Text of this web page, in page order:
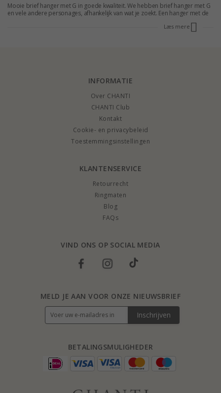
Mooie brief hanger met G in goede kwaliteit. We hebben brief hanger met G
en vele andere personages, afhankelijk van wat je zoekt. Een hanger met de
Læs mere
INFORMATIE
Over CHANTI
CHANTI Club
Kontakt
Cookie- en privacybeleid
Toestemmingsinstellingen
KLANTENSERVICE
Retourrecht
Ringmaten
Blog
FAQs
VIND ONS OP SOCIAL MEDIA
BETALINGSMULIGHEDER
MELD JE AAN VOOR ONZE NIEUWSBRIEF
Inschrijven